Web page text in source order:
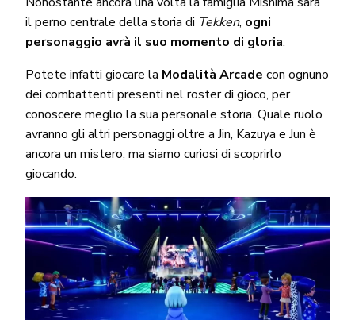
il perno centrale della storia di Tekken, ogni
personaggio avrà il suo momento di gloria.
Potete infatti giocare la Modalità Arcade con ognuno
dei combattenti presenti nel roster di gioco, per
conoscere meglio la sua personale storia. Quale ruolo
avranno gli altri personaggi oltre a Jin, Kazuya e Jun è
ancora un mistero, ma siamo curiosi di scoprirlo
giocando.